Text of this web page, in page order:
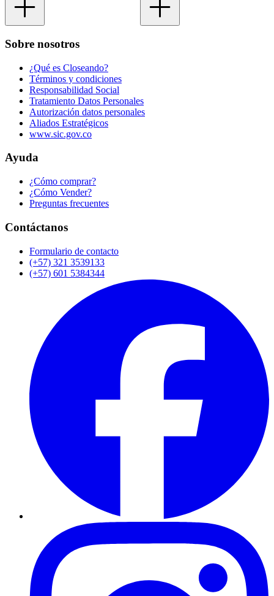
Sobre nosotros
¿Qué es Closeando?
Términos y condiciones
Responsabilidad Social
Tratamiento Datos Personales
Autorización datos personales
Aliados Estratégicos
www.sic.gov.co
Ayuda
¿Cómo comprar?
¿Cómo Vender?
Preguntas frecuentes
Contáctanos
Formulario de contacto
(+57) 321 3539133
(+57) 601 5384344